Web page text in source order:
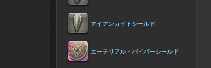
アイアンカイトシールド
エーテリアル・バイパーシールド